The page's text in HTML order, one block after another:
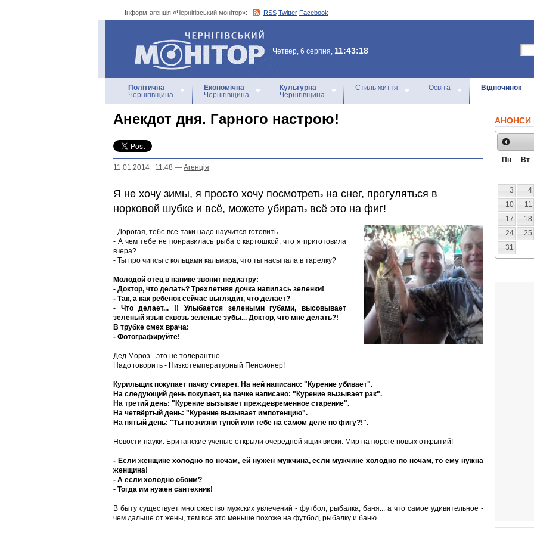
Інформ-агенція «Чернігівський монітор»: RSS Twitter Facebook
Інформ-агенція
«Чернігівський монітор»
Четвер, 6 серпня, 11:43:18
Політична
Чернігівщина
Економічна
Чернігівщина
Культурна
Чернігівщина
Стиль життя Освіта Відпочинок
Анекдот дня. Гарного настрою!
11.01.2014 11:48 — Агенцiя
Я не хочу зимы, я просто хочу посмотреть на снег, прогуляться в
норковой шубке и всё, можете убирать всё это на фиг!
- Дорогая, тебе все-таки надо научится готовить.
- А чем тебе не понравилась рыба с картошкой, что я приготовила
вчера?
- Ты про чипсы с кольцами кальмара, что ты насыпала в тарелку?
Молодой отец в панике звонит педиатру:
- Доктор, что делать? Трехлетняя дочка напилась зеленки!
- Так, а как ребенок сейчас выглядит, что делает?
- Что делает... !! Улыбается зелеными губами, высовывает
зеленый язык сквозь зеленые зубы... Доктор, что мне делать?!
В трубке смех врача:
- Фотографируйте!
Дед Мороз - это не толерантно...
Надо говорить - Низкотемпературный Пенсионер!
Курильщик покупает пачку сигарет. На ней написано: "Курение убивает".
На следующий день покупает, на пачке написано: "Курение вызывает рак".
На третий день: "Курение вызывает преждевременное старение".
На четвёртый день: "Курение вызывает импотенцию".
На пятый день: "Ты по жизни тупой или тебе на самом деле по фигу?!".
Новости науки. Британские ученые открыли очередной ящик виски. Мир на пороге новых открытий!
- Если женщине холодно по ночам, ей нужен мужчина, если мужчине холодно по ночам, то ему нужна
женщина!
- А если холодно обоим?
- Тогда им нужен сантехник!
В быту существует многожество мужских увлечений - футбол, рыбалка, баня... а что самое удивительное -
чем дальше от жены, тем все это меньше похоже на футбол, рыбалку и баню.....
АНОНСИ
Пн Вт
3
4
10
11
17
18
24
25
31